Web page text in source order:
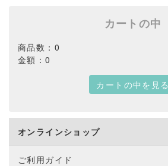
カートの中
商品数：0
金額：0
カートの中を見る
オンラインショップ
ご利用ガイド